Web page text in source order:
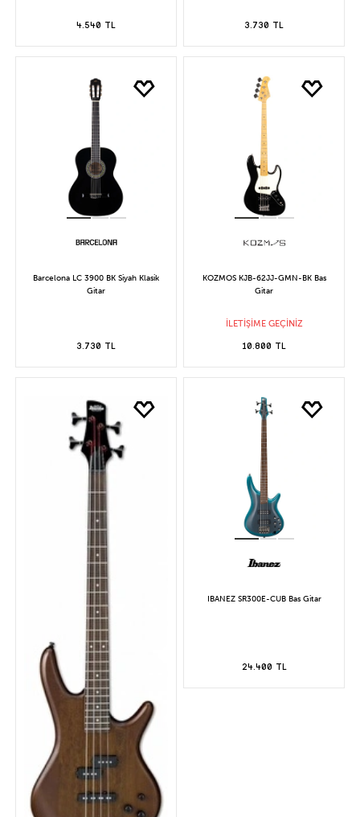
4.540 TL 3.730 TL
Barcelona LC 3900 BK Siyah Klasik
Gitar
3.730 TL
KOZMOS KJB-62JJ-GMN-BK Bas
Gitar
İLETİŞİME GEÇİNİZ
10.800 TL
IBANEZ SR300E-CUB Bas Gitar
24.400 TL